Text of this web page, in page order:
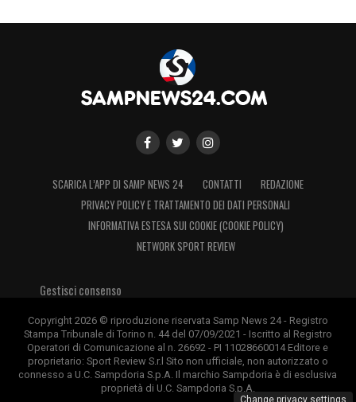
SCARICA L’APP DI SAMP NEWS 24 CONTATTI
REDAZIONE
PRIVACY POLICY E TRATTAMENTO DEI DATI PERSONALI
INFORMATIVA ESTESA SUI COOKIE (COOKIE POLICY)
NETWORK SPORT REVIEW
Gestisci consenso
Copyright 2026 © riproduzione riservata Samp News 24 - Registro
Stampa Tribunale di Torino n. 44 del 07/09/2021 - Iscritto al Registro
Operatori di Comunicazione al n. 26692 - PI 11028660014 Editore e
proprietario: Sport Review S.r.l Sito non ufficiale, non autorizzato o
connesso a U.C. Sampdoria S.p.A. Il marchio Sampdoria è di esclusiva
proprietà di U.C. Sampdoria S.p.A.
Change privacy settings